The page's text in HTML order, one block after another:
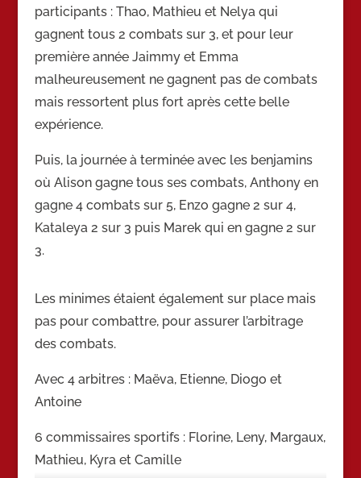
participants : Thao, Mathieu et Nelya qui
gagnent tous 2 combats sur 3, et pour leur
première année Jaimmy et Emma
malheureusement ne gagnent pas de combats
mais ressortent plus fort après cette belle
expérience.
Puis, la journée à terminée avec les benjamins
où Alison gagne tous ses combats, Anthony en
gagne 4 combats sur 5, Enzo gagne 2 sur 4,
Kataleya 2 sur 3 puis Marek qui en gagne 2 sur
3.
Les minimes étaient également sur place mais
pas pour combattre, pour assurer l’arbitrage
des combats.
Avec 4 arbitres : Maëva, Etienne, Diogo et
Antoine
6 commissaires sportifs : Florine, Leny, Margaux,
Mathieu, Kyra et Camille